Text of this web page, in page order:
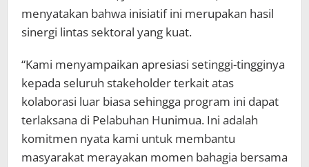
menyatakan bahwa inisiatif ini merupakan hasil
sinergi lintas sektoral yang kuat.
“Kami menyampaikan apresiasi setinggi-tingginya
kepada seluruh stakeholder terkait atas
kolaborasi luar biasa sehingga program ini dapat
terlaksana di Pelabuhan Hunimua. Ini adalah
komitmen nyata kami untuk membantu
masyarakat merayakan momen bahagia bersama